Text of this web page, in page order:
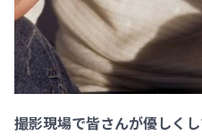
撮影現場で皆さんが優しくし